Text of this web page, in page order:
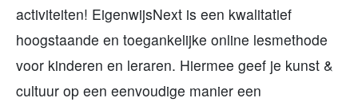
activiteiten! EigenwijsNext is een kwalitatief
hoogstaande en toegankelijke online lesmethode
voor kinderen en leraren. Hiermee geef je kunst &
cultuur op een eenvoudige manier een